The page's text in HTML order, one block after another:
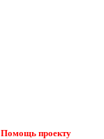
Помощь проекту